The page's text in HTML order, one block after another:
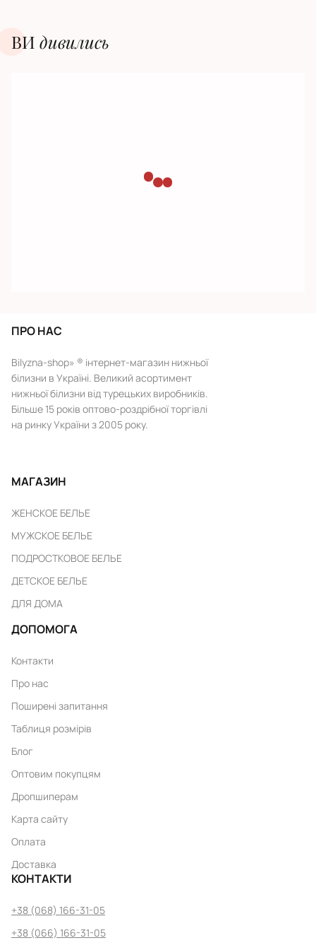
ВИ дивилиcь
ПРО НАС
Bilyzna-shop» ® інтернет-магазин нижньої
білизни в Україні. Великий асортимент
нижньої білизни від турецьких виробників.
Більше 15 років оптово-роздрібної торгівлі
на ринку України з 2005 року.
МАГАЗИН
ЖЕНСКОЕ БЕЛЬЕ
МУЖСКОЕ БЕЛЬЕ
ПОДРОСТКОВОЕ БЕЛЬЕ
ДЕТСКОЕ БЕЛЬЕ
ДЛЯ ДОМА
ДОПОМОГА
Контакти
Про нас
Поширені запитання
Таблиця розмірів
Блог
Оптовим покупцям
Дропшиперам
Карта сайту
Оплата
Доставка
КОНТАКТИ
+38 (068) 166-31-05
+38 (066) 166-31-05